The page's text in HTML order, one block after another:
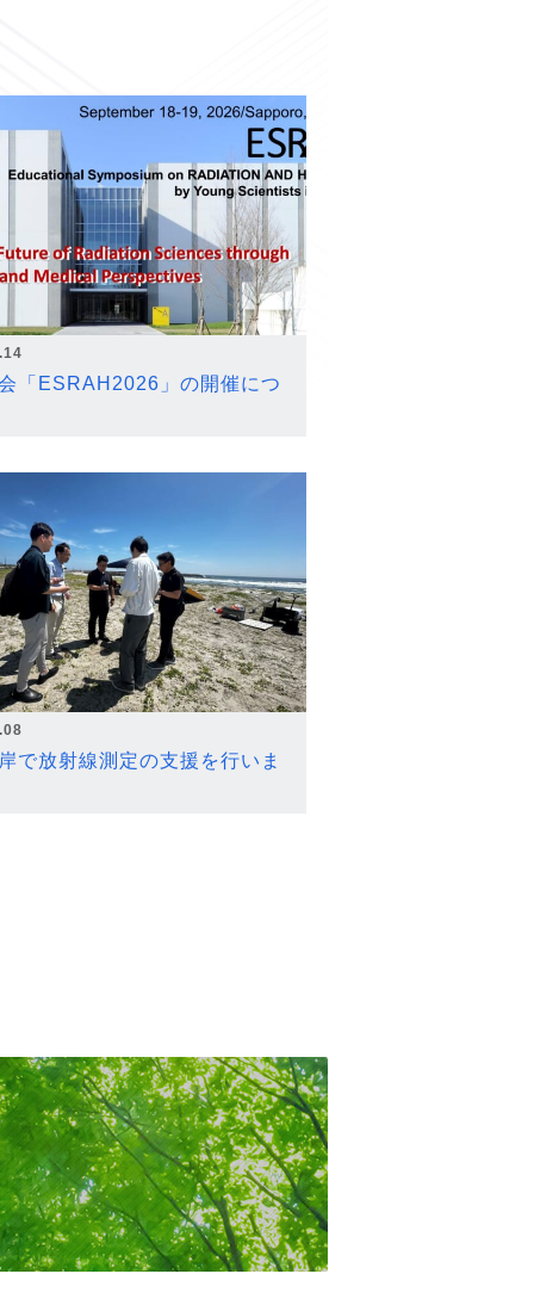
「ESRAH2026」の開催につ
で放射線測定の支援を行いま